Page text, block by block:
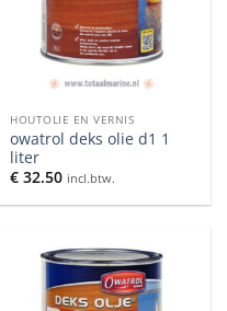
HOUTOLIE EN VERNIS
owatrol deks olie d1 1
liter
€ 32.50 incl.btw.